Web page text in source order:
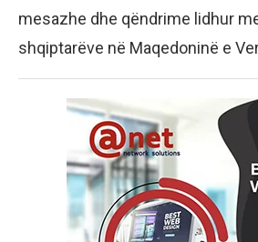
mesazhe dhe qëndrime lidhur
shqiptarëve në Maqedoninë e